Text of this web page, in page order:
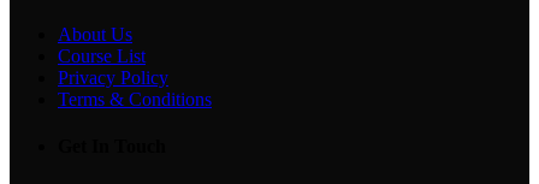
About Us
Course List
Privacy Policy
Terms & Conditions